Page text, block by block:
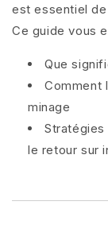
est essentiel
Ce guide vous
Que
Comment
minage
le retour sur